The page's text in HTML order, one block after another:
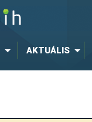
AKTUÁLIS